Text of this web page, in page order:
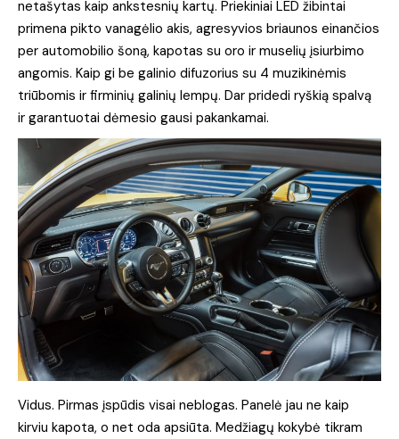
netašytas kaip ankstesnių kartų. Priekiniai LED žibintai
primena pikto vanagėlio akis, agresyvios briaunos einančios
per automobilio šoną, kapotas su oro ir muselių įsiurbimo
angomis. Kaip gi be galinio difuzorius su 4 muzikinėmis
triūbomis ir firminių galinių lempų. Dar pridedi ryškią spalvą
ir garantuotai dėmesio gausi pakankamai.
Vidus. Pirmas įspūdis visai neblogas. Panelė jau ne kaip
kirviu kapota, o net oda apsiūta. Medžiagų kokybė tikram